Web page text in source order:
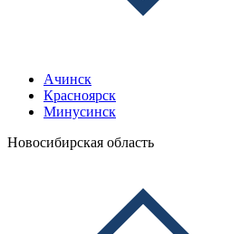
Ачинск
Красноярск
Минусинск
Новосибирская область